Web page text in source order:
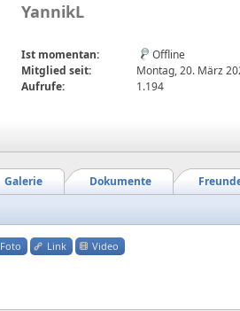
YannikL
Ist momentan:
Offline
Mitglied seit:
Montag, 20. März
Aufrufe:
1.194
Dokumente
Galerie
Foto Link Video